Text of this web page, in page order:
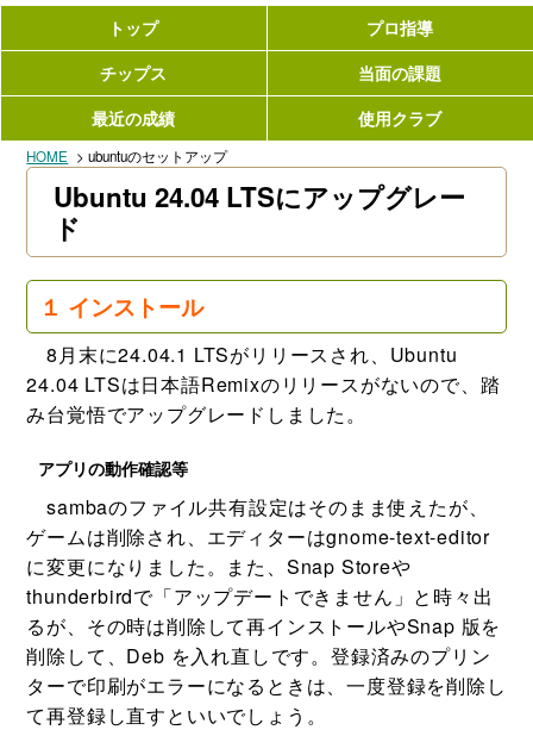
トップ
プロ指導
チップス
当面の課題
最近の成績
使用クラブ
HOME ubuntuのセットアップ
Ubuntu 24.04 LTSにアップグレー
ド
１ インストール
8月末に24.04.1 LTSがリリースされ、Ubuntu
24.04 LTSは日本語Remixのリリースがないので、踏
み台覚悟でアップグレードしました。
アプリの動作確認等
sambaのファイル共有設定はそのまま使えたが、
ゲームは削除され、エディターはgnome-text-editor
に変更になりました。また、Snap Storeや
thunderbirdで「アップデートできません」と時々出
るが、その時は削除して再インストールやSnap 版を
削除して、Deb を入れ直しです。登録済みのプリン
ターで印刷がエラーになるときは、一度登録を削除し
て再登録し直すといいでしょう。